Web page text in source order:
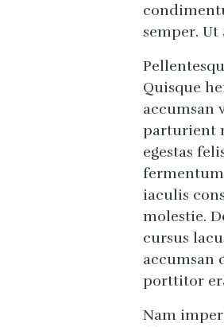
semper.
Quisque
accumsan
parturient
egestas
iaculis
molestie.
cursus
accumsan
porttitor
Nam